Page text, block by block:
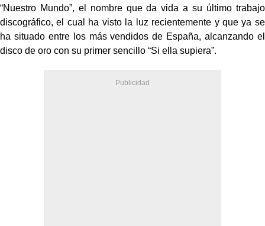
“Nuestro Mundo”, el nombre que da vida a su último trabajo
discográfico, el cual ha visto la luz recientemente y que ya se
ha situado entre los más vendidos de España, alcanzando el
disco de oro con su primer sencillo “Si ella supiera”.